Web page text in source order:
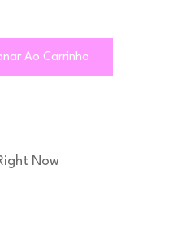
Ao Carrinho
Now